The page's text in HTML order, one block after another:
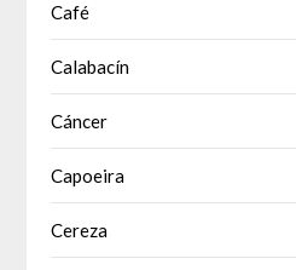
Café
Calabacín
Cáncer
Capoeira
Cereza